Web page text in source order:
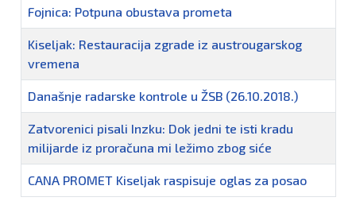
Fojnica: Potpuna obustava prometa
Kiseljak: Restauracija zgrade iz austrougarskog
vremena
Današnje radarske kontrole u ŽSB (26.10.2018.)
Zatvorenici pisali Inzku: Dok jedni te isti kradu
milijarde iz proračuna mi ležimo zbog siće
CANA PROMET Kiseljak raspisuje oglas za posao